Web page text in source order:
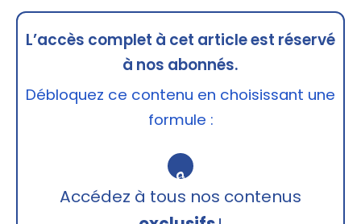
L’accès complet à cet article est réservé
à nos abonnés.
Débloquez ce contenu en choisissant une
formule :
🔒
Accédez à tous nos contenus